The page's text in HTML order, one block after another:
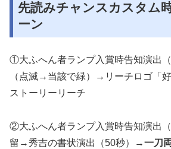
先読みチャンスカスタム
ーン
①大ふへん者ランプ入賞時告知演出
（点滅→当該で緑）→リーチロゴ「
ストーリーリーチ
②大ふへん者ランプ入賞時告知演出
留→秀吉の書状演出（50秒）→一刀